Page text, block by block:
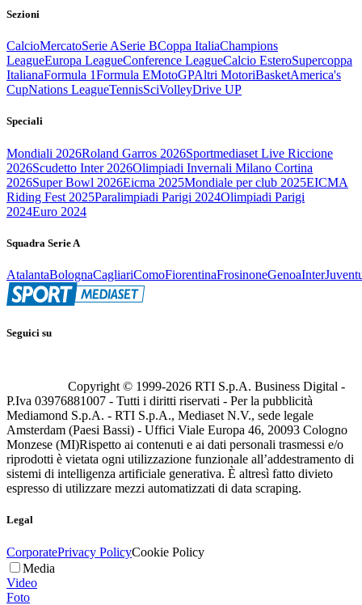
Sezioni
CalcioMercatoSerie ASerie BCoppa ItaliaChampions
LeagueEuropa LeagueConference LeagueCalcio EsteroSupercoppa
ItalianaFormula 1Formula EMotoGPAltri MotoriBasketAmerica's
CupNations LeagueTennisSciVolleyDrive UP
Speciali
Mondiali 2026Roland Garros 2026Sportmediaset Live Riccione
2026Scudetto Inter 2026Olimpiadi Invernali Milano Cortina
2026Super Bowl 2026Eicma 2025Mondiale per club 2025EICMA
Riding Fest 2025Paralimpiadi Parigi 2024Olimpiadi Parigi
2024Euro 2024
Squadra Serie A
AtalantaBolognaCagliariComoFiorentinaFrosinoneGenoaInter
Seguici su
Copyright © 1999-2026 RTI S.p.A. Business Digital -
P.Iva 03976881007 - Tutti i diritti riservati - Per la pubblicità
Mediamond S.p.A. - RTI S.p.A., Mediaset N.V., sede legale
Amsterdam (Paesi Bassi) - Uffici Viale Europa 46, 20093 Cologno
Monzese (MI)Rispetto ai contenuti e ai dati personali trasmessi e/o
riprodotti è vietata ogni utilizzazione funzionale all’addestramento di
sistemi di intelligenza artificiale generativa. È altresì fatto divieto
espresso di utilizzare mezzi automatizzati di data scraping.
Legal
CorporatePrivacy PolicyCookie Policy
Media
Video
Foto